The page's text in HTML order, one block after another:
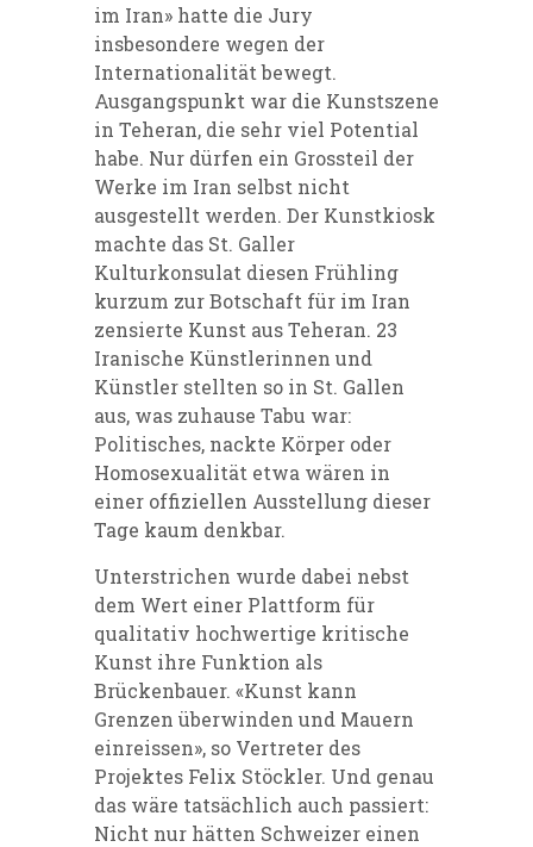
im Iran» hatte die Jury
insbesondere wegen der
Internationalität bewegt.
Ausgangspunkt war die Kunstszene
in Teheran, die sehr viel Potential
habe. Nur dürfen ein Grossteil der
Werke im Iran selbst nicht
ausgestellt werden. Der Kunstkiosk
machte das St. Galler
Kulturkonsulat diesen Frühling
kurzum zur Botschaft für im Iran
zensierte Kunst aus Teheran. 23
Iranische Künstlerinnen und
Künstler stellten so in St. Gallen
aus, was zuhause Tabu war:
Politisches, nackte Körper oder
Homosexualität etwa wären in
einer offiziellen Ausstellung dieser
Tage kaum denkbar.
Unterstrichen wurde dabei nebst
dem Wert einer Plattform für
qualitativ hochwertige kritische
Kunst ihre Funktion als
Brückenbauer. «Kunst kann
Grenzen überwinden und Mauern
einreissen», so Vertreter des
Projektes Felix Stöckler. Und genau
das wäre tatsächlich auch passiert:
Nicht nur hätten Schweizer einen